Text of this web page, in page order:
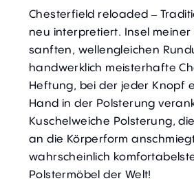
Chesterfield reloaded ‒
neu interpretiert. Insel meiner
sanften, wellengleichen
handwerklich meisterhafte
Heftung, bei der jeder Knopf
Hand in der Polsterung
Kuschelweiche Polsterung,
an die Körperform
wahrscheinlich
Polstermöbel der Welt!